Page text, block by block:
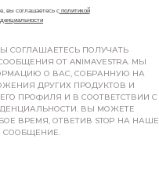
вы соглашаетесь сполитикой
СОГЛАШАЕТЕСЬ ПОЛУЧАТЬ
ОТ ANIMAVESTRA. МЫ
О ВАС, СОБРАННУЮ НА
ДРУГИХ ПРОДУКТОВ И
ПРОФИЛЯ И В СООТВЕТСТВИИ С
ВЫ МОЖЕТЕ
ВРЕМЯ, ОТВЕТИВ STOP НА НАШЕ
СООБЩЕНИЕ.